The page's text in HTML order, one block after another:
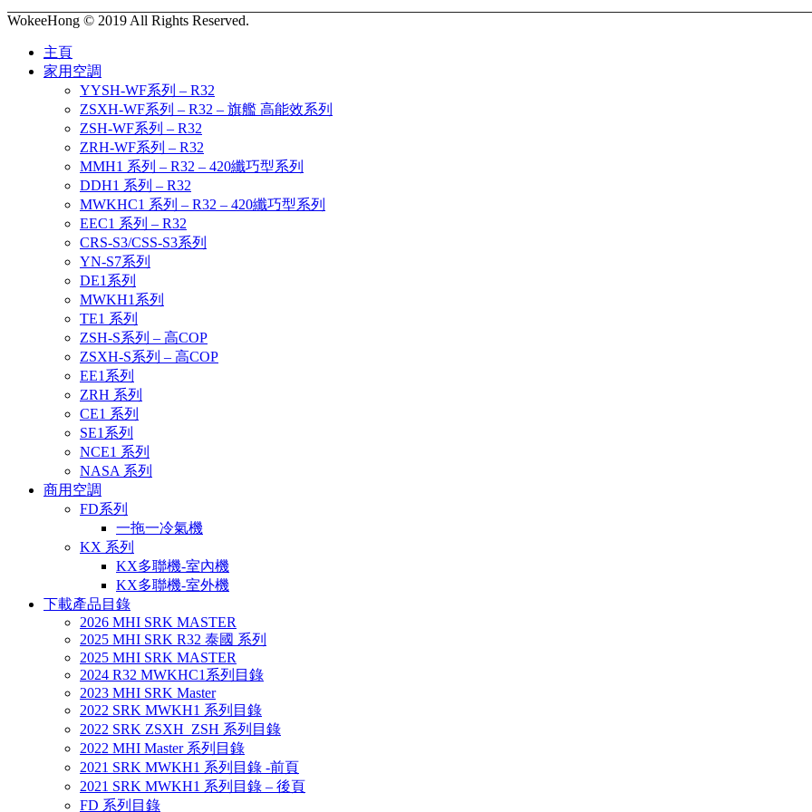
WokeeHong © 2019 All Rights Reserved.
主頁
家用空調
YYSH-WF系列 – R32
ZSXH-WF系列 – R32 – 旗艦 高能效系列
ZSH-WF系列 – R32
ZRH-WF系列 – R32
MMH1 系列 – R32 – 420纖巧型系列
DDH1 系列 – R32
MWKHC1 系列 – R32 – 420纖巧型系列
EEC1 系列 – R32
CRS-S3/CSS-S3系列
YN-S7系列
DE1系列
MWKH1系列
TE1 系列
ZSH-S系列 – 高COP
ZSXH-S系列 – 高COP
EE1系列
ZRH 系列
CE1 系列
SE1系列
NCE1 系列
NASA 系列
商用空調
FD系列
一拖一冷氣機
KX 系列
KX多聯機-室內機
KX多聯機-室外機
下載產品目錄
2026 MHI SRK MASTER
2025 MHI SRK R32 泰國 系列
2025 MHI SRK MASTER
2024 R32 MWKHC1系列目錄
2023 MHI SRK Master
2022 SRK MWKH1 系列目錄
2022 SRK ZSXH_ZSH 系列目錄
2022 MHI Master 系列目錄
2021 SRK MWKH1 系列目錄 -前頁
2021 SRK MWKH1 系列目錄 – 後頁
FD 系列目錄